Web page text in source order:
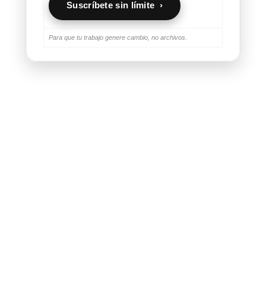
Suscríbete sin límite ›
Para que tu trabajo genere cambio, no archivos.